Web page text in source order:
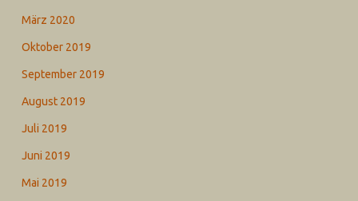
März 2020
Oktober 2019
September 2019
August 2019
Juli 2019
Juni 2019
Mai 2019